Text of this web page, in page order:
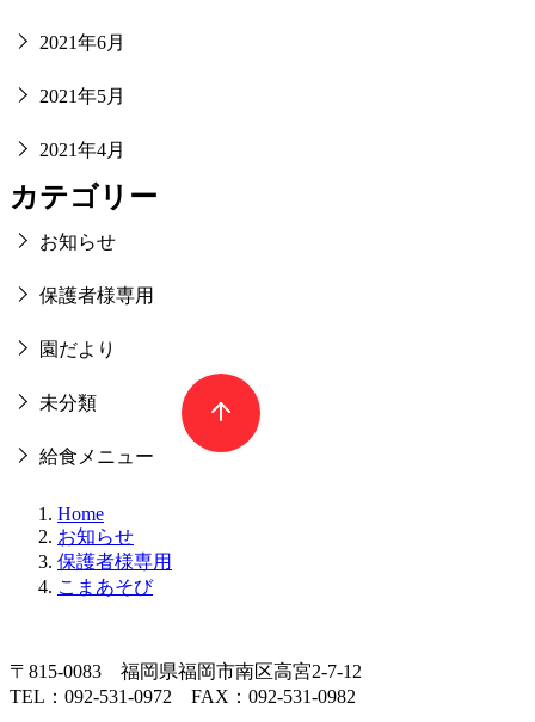
2021年6月
2021年5月
2021年4月
カテゴリー
お知らせ
保護者様専用
園だより
未分類
給食メニュー
Home
お知らせ
保護者様専用
こまあそび
〒815-0083 福岡県福岡市南区高宮2-7-12
TEL：092-531-0972 FAX：092-531-0982